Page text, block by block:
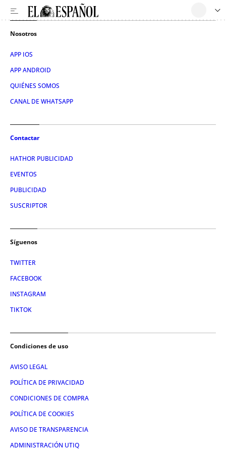
Nosotros
APP IOS
APP ANDROID
QUIÉNES SOMOS
CANAL DE WHATSAPP
Contactar
HATHOR PUBLICIDAD
EVENTOS
PUBLICIDAD
SUSCRIPTOR
Síguenos
TWITTER
FACEBOOK
INSTAGRAM
TIKTOK
Condiciones de uso
AVISO LEGAL
POLÍTICA DE PRIVACIDAD
CONDICIONES DE COMPRA
POLÍTICA DE COOKIES
AVISO DE TRANSPARENCIA
ADMINISTRACIÓN UTIQ